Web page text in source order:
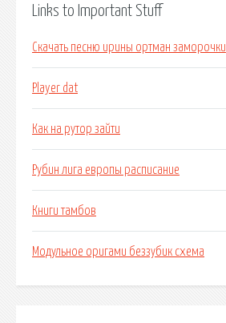
Links to Important Stuff
Скачать песню ирины ортман заморочки
Player dat
Как на рутор зайти
Рубин лига европы расписание
Книги тамбов
Модульное оригами беззубик схема